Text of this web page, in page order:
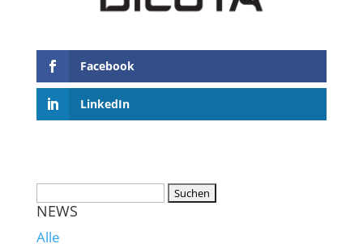
Facebook
LinkedIn
NEWS
Alle